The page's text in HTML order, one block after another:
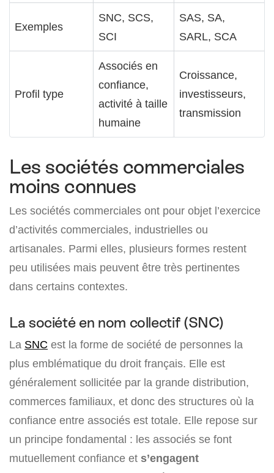
Exemples
SNC, SCS,
SCI
SAS, SA,
SARL, SCA
Profil type
Associés en
confiance,
activité à taille
humaine
Croissance,
investisseurs,
transmission
Les sociétés commerciales
moins connues
Les sociétés commerciales ont pour objet l’exercice
d’activités commerciales, industrielles ou
artisanales. Parmi elles, plusieurs formes restent
peu utilisées mais peuvent être très pertinentes
dans certains contextes.
La société en nom collectif (SNC)
La SNC est la forme de société de personnes la
plus emblématique du droit français. Elle est
généralement sollicitée par la grande distribution,
commerces familiaux, et donc des structures où la
confiance entre associés est totale. Elle repose sur
un principe fondamental : les associés se font
mutuellement confiance et s’engagent